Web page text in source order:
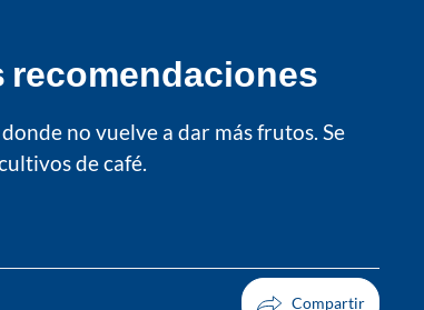
recomendaciones
no vuelve a dar más frutos. Se
de café.